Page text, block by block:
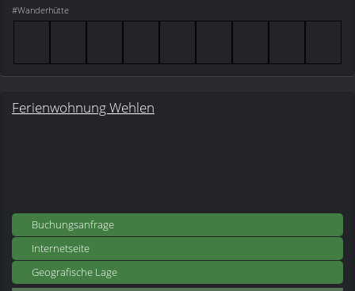
#Wanderhütte
Ferienwohnung Wehlen
Buchungsanfrage
Internetseite
Geografische Lage